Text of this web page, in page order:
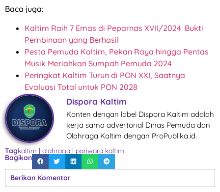
Baca juga:
Kaltim Raih 7 Emas di Peparnas XVII/2024: Bukti
Pembinaan yang Berhasil
Pesta Pemuda Kaltim, Pekan Raya hingga Pentas
Musik Meriahkan Sumpah Pemuda 2024
Peringkat Kaltim Turun di PON XXI, Saatnya
Evaluasi Total untuk PON 2028
Dispora Kaltim
Konten dengan label Dispora Kaltim adalah
kerja sama advertorial Dinas Pemuda dan
Olahraga Kaltim dengan ProPublika.id.
Tagkaltim | olahraga | pariwara kaltim
Bagikan
Berikan Komentar